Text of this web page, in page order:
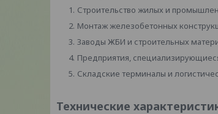
Строительство жилых и
Монтаж железобетонных
Заводы ЖБИ и строительных
Предприятия,
Складские терминалы и
Технические